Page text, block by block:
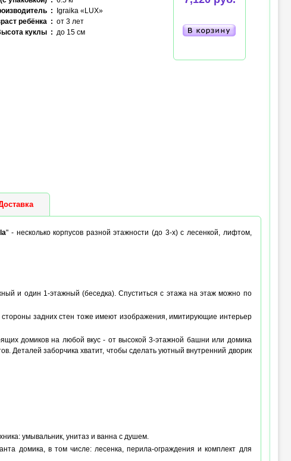
: Igraika «LUX»
ребёнка : от 3 лет
куклы : до 15 см
" - несколько корпусов разной этажности (до 3-х) с лесенкой, лифтом,
и один 1-этажный (беседка). Спуститься с этажа на этаж можно по
задних стен тоже имеют изображения, имитирующие интерьер
домиков на любой вкус - от высокой 3-этажной башни или домика
Деталей заборчика хватит, чтобы сделать уютный внутренний дворик
умывальник, унитаз и ванна с душем.
домика, в том числе: лесенка, перила-ограждения и комплект для